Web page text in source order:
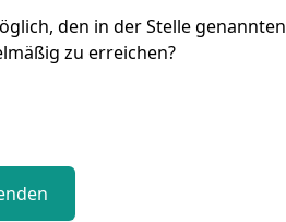
den in der Stelle genannten
zu erreichen?